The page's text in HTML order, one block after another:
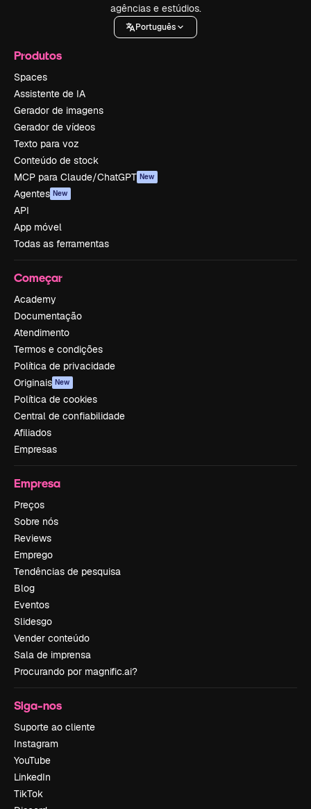
agências e estúdios.
Português
Produtos
Spaces
Assistente de IA
Gerador de imagens
Gerador de vídeos
Texto para voz
Conteúdo de stock
MCP para Claude/ChatGPT New
Agentes New
API
App móvel
Todas as ferramentas
Começar
Academy
Documentação
Atendimento
Termos e condições
Política de privacidade
Originais New
Política de cookies
Central de confiabilidade
Afiliados
Empresas
Empresa
Preços
Sobre nós
Reviews
Emprego
Tendências de pesquisa
Blog
Eventos
Slidesgo
Vender conteúdo
Sala de imprensa
Procurando por magnific.ai?
Siga-nos
Suporte ao cliente
Instagram
YouTube
LinkedIn
TikTok